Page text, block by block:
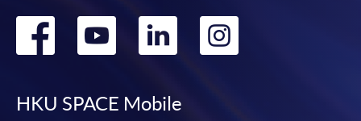
Go
facebook
Go
youtube
Go
linkedin
Go
HKU SPACE Mobile